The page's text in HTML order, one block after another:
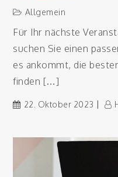
Allgemein
Für Ihr nächste
suchen Sie einen
es ankommt, die
finden […]
22. Oktober 2023